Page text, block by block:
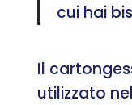
cui hai
Il
utilizzato